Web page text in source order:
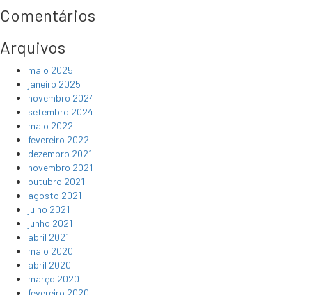
Comentários
Arquivos
maio 2025
janeiro 2025
novembro 2024
setembro 2024
maio 2022
fevereiro 2022
dezembro 2021
novembro 2021
outubro 2021
agosto 2021
julho 2021
junho 2021
abril 2021
maio 2020
abril 2020
março 2020
fevereiro 2020